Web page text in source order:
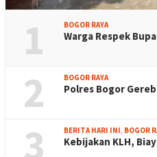
1 BOGOR RAYA
Warga Respek
2 BOGOR RAYA
Polres Bogor
3 BERITA HARI INI BOGOR
Kebijakan KLH,